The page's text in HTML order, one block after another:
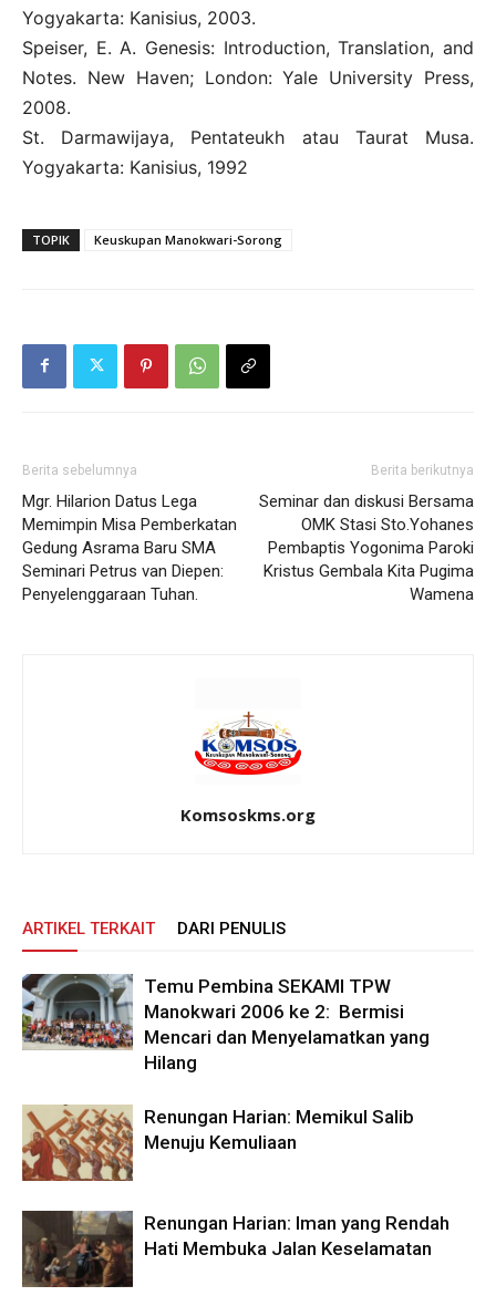
Yogyakarta: Kanisius, 2003.
Speiser, E. A. Genesis: Introduction, Translation, and
Notes. New Haven; London: Yale University Press,
2008.
St. Darmawijaya, Pentateukh atau Taurat Musa.
Yogyakarta: Kanisius, 1992
TOPIK Keuskupan Manokwari-Sorong
Berita sebelumnya
Mgr. Hilarion Datus Lega
Memimpin Misa Pemberkatan
Gedung Asrama Baru SMA
Seminari Petrus van Diepen:
Penyelenggaraan Tuhan.
Berita berikutnya
Seminar dan diskusi Bersama
OMK Stasi Sto.Yohanes
Pembaptis Yogonima Paroki
Kristus Gembala Kita Pugima
Wamena
Komsoskms.org
ARTIKEL TERKAIT DARI PENULIS
Temu Pembina SEKAMI TPW
Manokwari 2006 ke 2: Bermisi
Mencari dan Menyelamatkan yang
Hilang
Renungan Harian: Memikul Salib
Menuju Kemuliaan
Renungan Harian: Iman yang Rendah
Hati Membuka Jalan Keselamatan